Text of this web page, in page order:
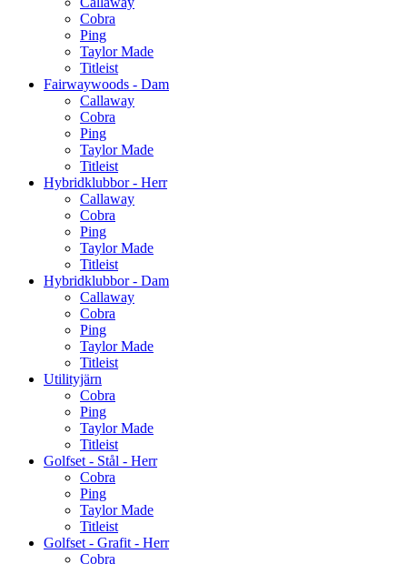
Cobra
Ping
Taylor Made
Titleist
Fairwaywoods - Dam
Callaway
Cobra
Ping
Taylor Made
Titleist
Hybridklubbor - Herr
Callaway
Cobra
Ping
Taylor Made
Titleist
Hybridklubbor - Dam
Callaway
Cobra
Ping
Taylor Made
Titleist
Utilityjärn
Cobra
Ping
Taylor Made
Titleist
Golfset - Stål - Herr
Cobra
Ping
Taylor Made
Titleist
Golfset - Grafit - Herr
Cobra